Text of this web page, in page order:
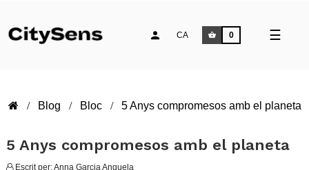
☰
CA 0
Blog Bloc 5 Anys compromesos amb el planeta
5 Anys compromesos amb el planeta
Escrit per:Anna Garcia Anguela